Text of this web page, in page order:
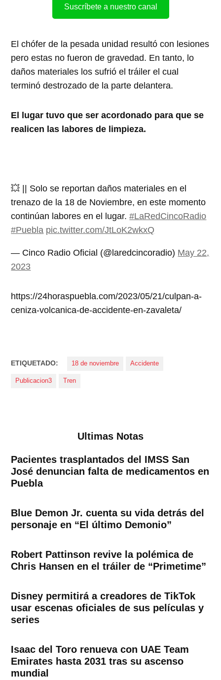
Suscríbete a nuestro canal
El chófer de la pesada unidad resultó con lesiones
pero estas no fueron de gravedad. En tanto, lo
daños materiales los sufrió el tráiler el cual
terminó destrozado de la parte delantera.
El lugar tuvo que ser acordonado para que se
realicen las labores de limpieza.
💥 || Solo se reportan daños materiales en el
trenazo de la 18 de Noviembre, en este momento
continúan labores en el lugar.#LaRedCincoRadio
#Puebla pic.twitter.com/JtLoK2wkxQ
— Cinco Radio Oficial (@laredcincoradio) May 22,
2023
https://24horaspuebla.com/2023/05/21/culpan-a-
ceniza-volcanica-de-accidente-en-zavaleta/
ETIQUETADO: 18 de noviembre Accidente
Publicacion3 Tren
Ultimas Notas
Pacientes trasplantados del IMSS San
José denuncian falta de medicamentos en
Puebla
Blue Demon Jr. cuenta su vida detrás del
personaje en “El último Demonio”
Robert Pattinson revive la polémica de
Chris Hansen en el tráiler de “Primetime”
Disney permitirá a creadores de TikTok
usar escenas oficiales de sus películas y
series
Isaac del Toro renueva con UAE Team
Emirates hasta 2031 tras su ascenso
mundial